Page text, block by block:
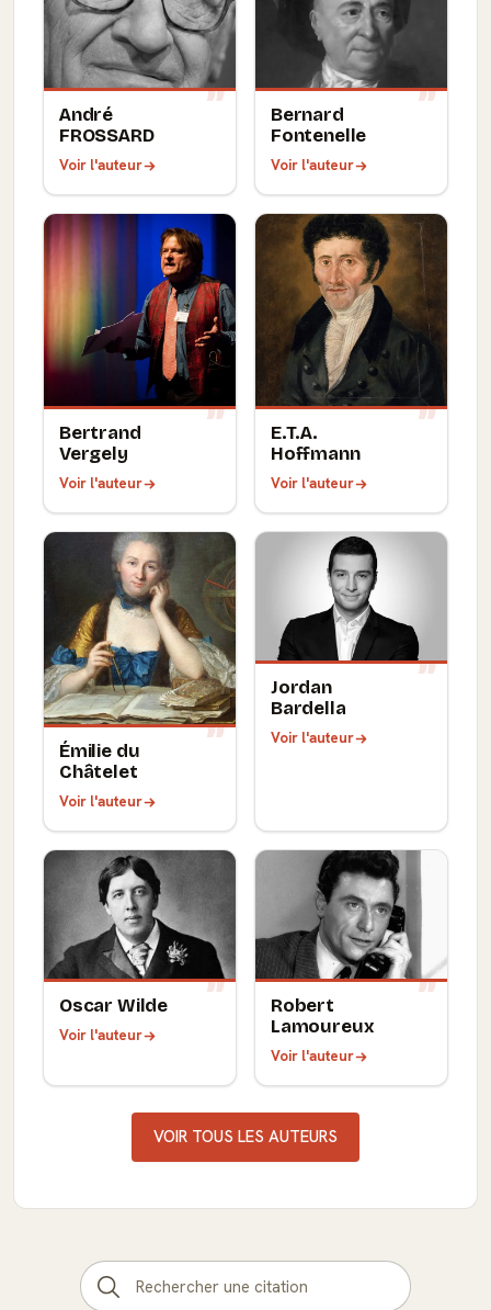
André
FROSSARD
Voir l'auteur
Bernard
Fontenelle
Voir l'auteur
Bertrand
Vergely
Voir l'auteur
E.T.A.
Hoffmann
Voir l'auteur
Émilie du
Châtelet
Voir l'auteur
Jordan
Bardella
Voir l'auteur
Oscar Wilde
Voir l'auteur
Robert
Lamoureux
Voir l'auteur
VOIR TOUS LES AUTEURS